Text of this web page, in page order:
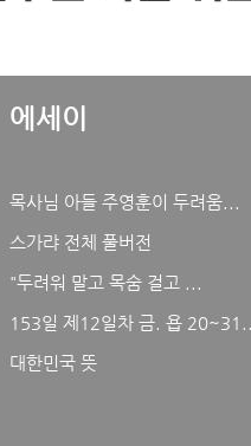
에세이
목사님 아들 주영훈이 두려움...
스가랴 전체 풀버전
"두려워 말고 목숨 걸고 ...
153일 제12일차 금. 욥 20~31...
대한민국 뜻